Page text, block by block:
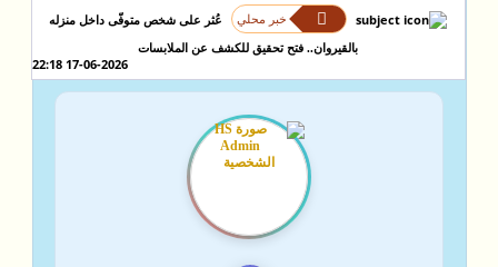
خبر محلي عُثر على شخص متوفّى داخل منزله
بالقيروان.. فتح تحقيق للكشف عن الملابسات
17-06-2026 22:18